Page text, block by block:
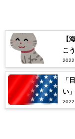
【
こ
怖
「
い
本